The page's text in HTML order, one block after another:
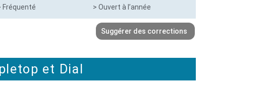
Fréquenté > Ouvert à l’année
Suggérer des corrections
et Dial